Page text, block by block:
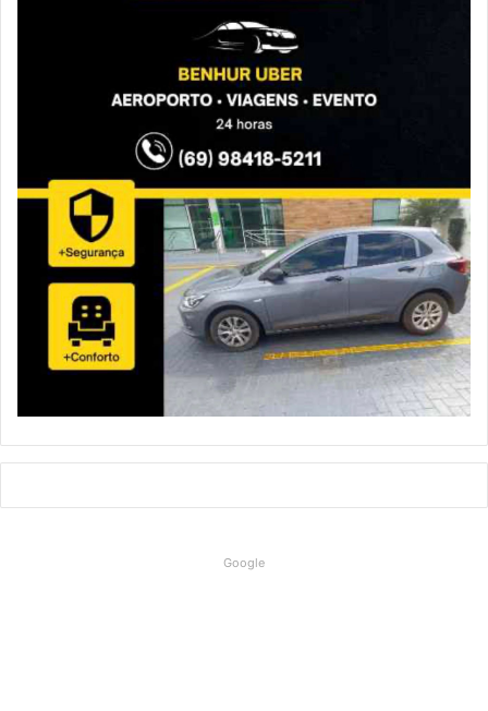
Google